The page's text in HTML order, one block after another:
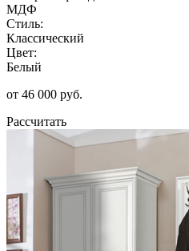
МДФ
Стиль:
Классический
Цвет:
Белый
от 46 000 руб.
Рассчитать